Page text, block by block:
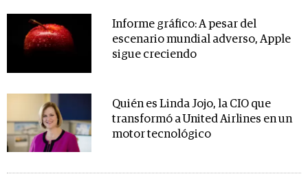
Informe gráfico: A pesar del
escenario mundial adverso, Apple
sigue creciendo
Quién es Linda Jojo, la CIO que
transformó a United Airlines en un
motor tecnológico